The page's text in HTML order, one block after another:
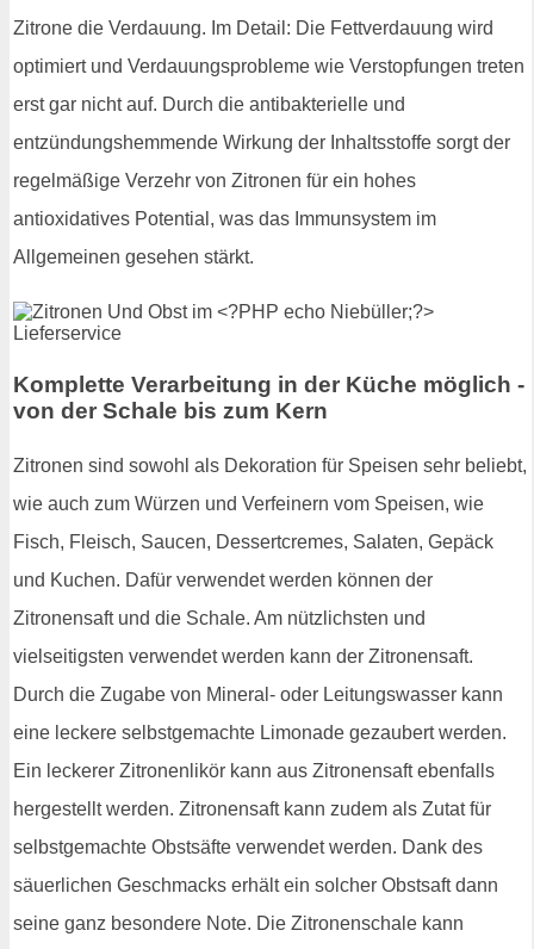
Zitrone die Verdauung. Im Detail: Die Fettverdauung wird
optimiert und Verdauungsprobleme wie Verstopfungen treten
erst gar nicht auf. Durch die antibakterielle und
entzündungshemmende Wirkung der Inhaltsstoffe sorgt der
regelmäßige Verzehr von Zitronen für ein hohes
antioxidatives Potential, was das Immunsystem im
Allgemeinen gesehen stärkt.
Komplette Verarbeitung in der Küche möglich -
von der Schale bis zum Kern
Zitronen sind sowohl als Dekoration für Speisen sehr beliebt,
wie auch zum Würzen und Verfeinern vom Speisen, wie
Fisch, Fleisch, Saucen, Dessertcremes, Salaten, Gepäck
und Kuchen. Dafür verwendet werden können der
Zitronensaft und die Schale. Am nützlichsten und
vielseitigsten verwendet werden kann der Zitronensaft.
Durch die Zugabe von Mineral- oder Leitungswasser kann
eine leckere selbstgemachte Limonade gezaubert werden.
Ein leckerer Zitronenlikör kann aus Zitronensaft ebenfalls
hergestellt werden. Zitronensaft kann zudem als Zutat für
selbstgemachte Obstsäfte verwendet werden. Dank des
säuerlichen Geschmacks erhält ein solcher Obstsaft dann
seine ganz besondere Note. Die Zitronenschale kann